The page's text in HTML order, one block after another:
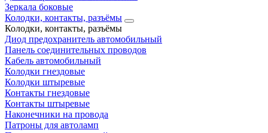
Зеркала боковые
Колодки, контакты, разъёмы
Колодки, контакты, разъёмы
Диод предохранитель автомобильный
Панель соединительных проводов
Кабель автомобильный
Колодки гнездовые
Колодки штыревые
Контакты гнездовые
Контакты штыревые
Наконечники на провода
Патроны для автоламп